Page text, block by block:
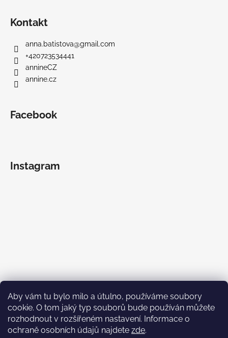
Aby vám tu bylo milo a útulno, používáme soubory
cookie. O tom jaký typ souborů bude používán můžete
rozhodnout v rozšířeném nastavení. Informace o
ochraně osobních údajů najdete zde.
Kontakt
anna.batistova@gmail.com
+420723534441
annineCZ
annine.cz
Facebook
Instagram